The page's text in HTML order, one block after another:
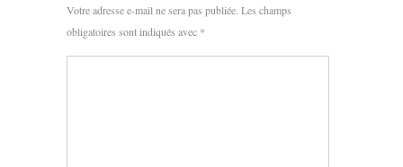
Votre adresse e-mail ne sera pas publiée. Les champs
obligatoires sont indiqués avec *